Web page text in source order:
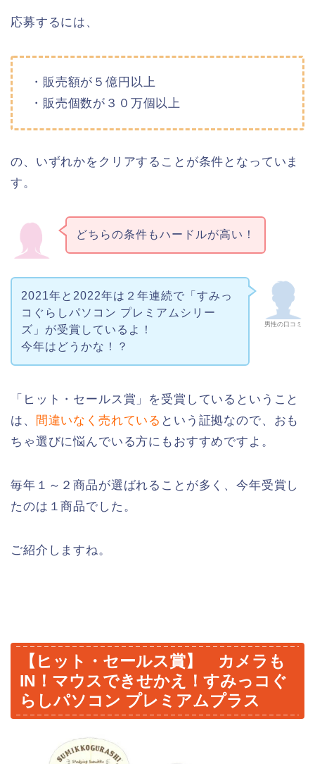
応募するには、
・販売額が５億円以上
・販売個数が３０万個以上
の、いずれかをクリアすることが条件となっていま
す。
どちらの条件もハードルが高い！
男性の口コミ
2021年と2022年は２年連続で「すみっ
コぐらしパソコン プレミアムシリー
ズ」が受賞しているよ！
今年はどうかな！？
「ヒット・セールス賞」を受賞しているということ
は、
間違いなく売れている という証拠なので、おも
ちゃ選びに悩んでいる方にもおすすめですよ。
毎年１～２商品が選ばれることが多く、今年受賞し
たのは１商品でした。
ご紹介しますね。
【ヒット・セールス賞】 カメラも
IN！マウスできせかえ！すみっコぐ
らしパソコン プレミアムプラス